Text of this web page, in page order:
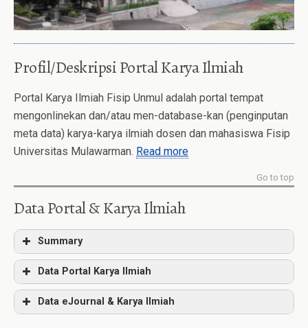
Profil/Deskripsi Portal Karya Ilmiah
Portal Karya Ilmiah Fisip Unmul adalah portal tempat
mengonlinekan dan/atau men-database-kan (penginputan
meta data) karya-karya ilmiah dosen dan mahasiswa Fisip
Universitas Mulawarman. Read more
Go to top
Data Portal & Karya Ilmiah
Summary
Data Portal Karya Ilmiah
Mhs S1 Mhs S2 Dosen
Data eJournal & Karya Ilmiah